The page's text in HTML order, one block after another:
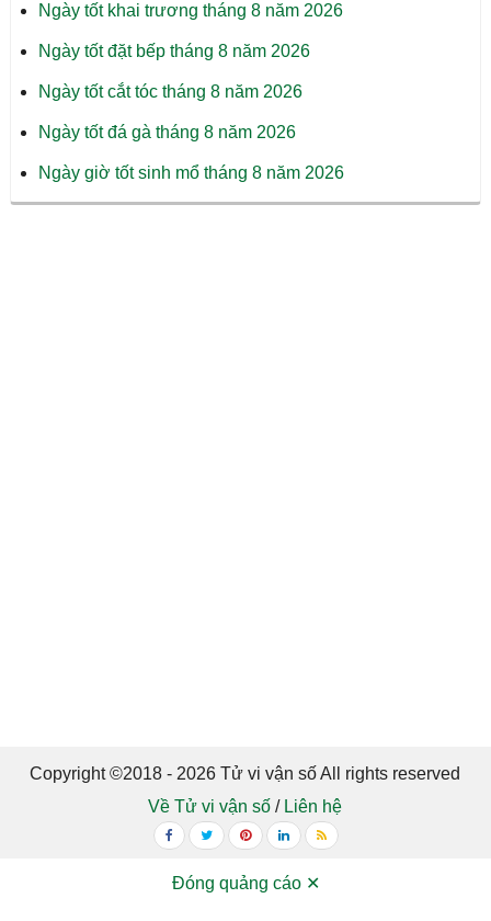
Ngày tốt khai trương tháng 8 năm 2026
Ngày tốt đặt bếp tháng 8 năm 2026
Ngày tốt cắt tóc tháng 8 năm 2026
Ngày tốt đá gà tháng 8 năm 2026
Ngày giờ tốt sinh mổ tháng 8 năm 2026
Copyright ©2018 - 2026 Tử vi vận số All rights reserved
Về Tử vi vận số / Liên hệ
Đóng quảng cáo ✕